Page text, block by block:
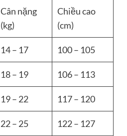
Cân nặng
(kg)
Chiều cao
(cm)
14 – 17 100 – 105
18 – 19 106 – 113
19 – 22 117 – 120
22 – 25 122 – 127